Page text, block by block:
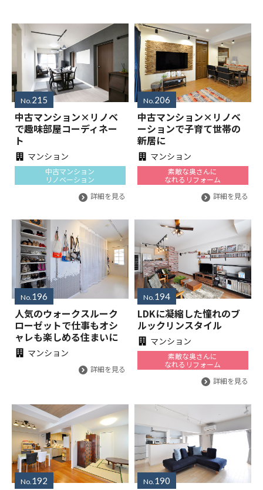
No.215
中古マンション×リノベ
で趣味部屋コーディネー
ト
マンション
中古マンション
リノベーション
詳細を見る
No.206
中古マンション×リノベ
ーションで子育て世帯の
新居に
マンション
素敵な奥さんに
なれるリフォーム
詳細を見る
No. 196
人気のウォークスルーク
ローゼットで仕事もオシ
ャレも楽しめる住まいに
マンション
詳細を見る
No. 194
LDKに凝縮した憧れのブ
ルックリンスタイル
マンション
素敵な奥さんに
なれるリフォーム
詳細を見る
No.192 No.190